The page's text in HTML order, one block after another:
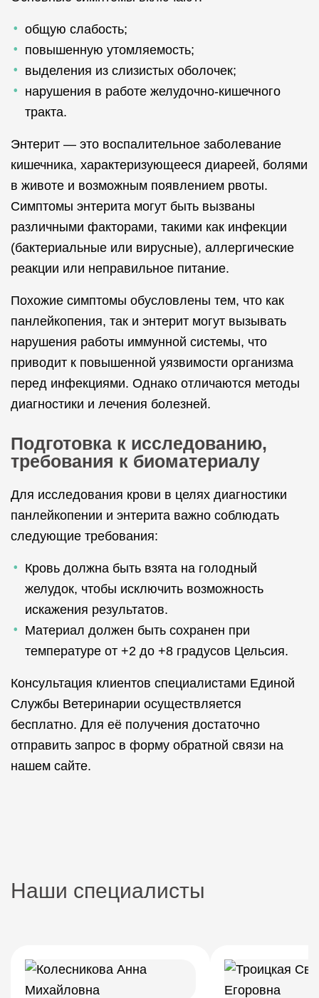
общую слабость;
повышенную утомляемость;
выделения из слизистых оболочек;
нарушения в работе желудочно-кишечного
тракта.
Энтерит — это воспалительное заболевание
кишечника, характеризующееся диареей, болями
в животе и возможным появлением рвоты.
Симптомы энтерита могут быть вызваны
различными факторами, такими как инфекции
(бактериальные или вирусные), аллергические
реакции или неправильное питание.
Похожие симптомы обусловлены тем, что как
панлейкопения, так и энтерит могут вызывать
нарушения работы иммунной системы, что
приводит к повышенной уязвимости организма
перед инфекциями. Однако отличаются методы
диагностики и лечения болезней.
Подготовка к исследованию,
требования к биоматериалу
Для исследования крови в целях диагностики
панлейкопении и энтерита важно соблюдать
следующие требования:
Кровь должна быть взята на голодный
желудок, чтобы исключить возможность
искажения результатов.
Материал должен быть сохранен при
температуре от +2 до +8 градусов Цельсия.
Консультация клиентов специалистами Единой
Службы Ветеринарии осуществляется
бесплатно. Для её получения достаточно
отправить запрос в форму обратной связи на
нашем сайте.
Наши специалисты